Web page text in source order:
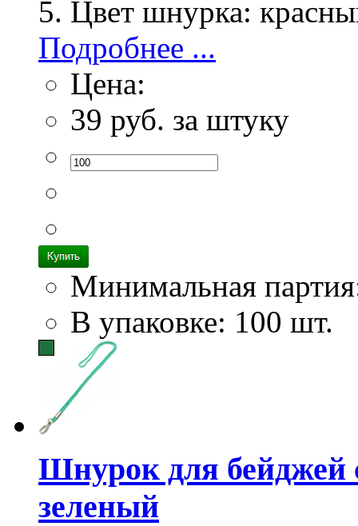
Цвет шнурка:
Подробнее ...
Цена:
39 руб. за штуку
Минимальная
В упаковке: 100 шт.
Шнурок для бейджей
зеленый